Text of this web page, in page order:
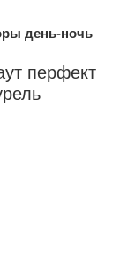
день-ночь
перфект